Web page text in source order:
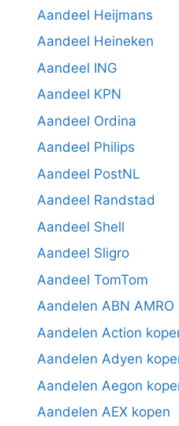
Aandeel Heijmans
Aandeel Heineken
Aandeel ING
Aandeel KPN
Aandeel Ordina
Aandeel Philips
Aandeel PostNL
Aandeel Randstad
Aandeel Shell
Aandeel Sligro
Aandeel TomTom
Aandelen ABN
Aandelen Action
Aandelen Adyen
Aandelen Aegon
Aandelen AEX kopen